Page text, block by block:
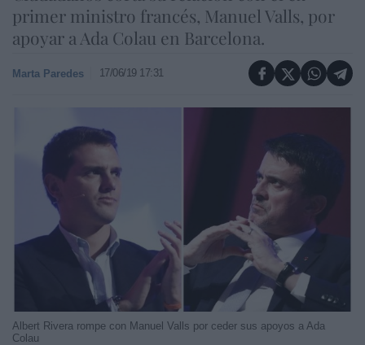
primer ministro francés, Manuel Valls, por
apoyar a Ada Colau en Barcelona.
Marta Paredes 17/06/19 17:31
Albert Rivera rompe con Manuel Valls por ceder sus apoyos a Ada
Colau